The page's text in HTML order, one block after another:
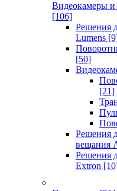
Видеокамеры и
[106]
Решения
Lumens
[50]
[21]
Решения
вещания
Решения
Extron